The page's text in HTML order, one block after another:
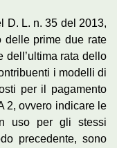
D. L. n. 35 del 2013,
delle prime due rate
dell’ultima rata dello
i modelli di
per il pagamento
2, ovvero indicare le
uso per gli stessi
precedente, sono